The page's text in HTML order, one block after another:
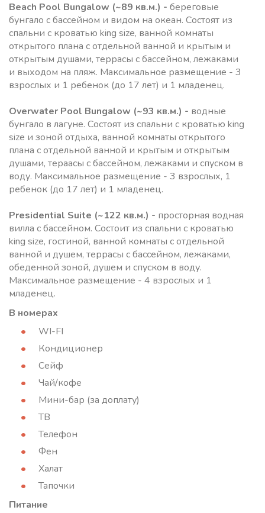
Beach Pool Bungalow (~89 кв.м.) - береговые
бунгало с бассейном и видом на океан. Состоят из
спальни с кроватью king size, ванной комнаты
открытого плана с отдельной ванной и крытым и
открытым душами, террасы с бассейном, лежаками
и выходом на пляж. Максимальное размещение - 3
взрослых и 1 ребенок (до 17 лет) и 1 младенец.
Overwater Pool Bungalow (~93 кв.м.) - водные
бунгало в лагуне. Состоят из спальни с кроватью king
size и зоной отдыха, ванной комнаты открытого
плана с отдельной ванной и крытым и открытым
душами, тераасы с бассейном, лежаками и спуском в
воду. Максимальное размещение - 3 взрослых, 1
ребенок (до 17 лет) и 1 младенец.
Presidential Suite (~122 кв.м.) - просторная водная
вилла с бассейном. Состоит из спальни с кроватью
king size, гостиной, ванной комнаты с отдельной
ванной и душем, террасы с бассейном, лежаками,
обеденной зоной, душем и спуском в воду.
Максимальное размещение - 4 взрослых и 1
младенец.
В номерах
WI-FI
Кондиционер
Сейф
Чай/кофе
Мини-бар (за доплату)
ТВ
Телефон
Фен
Халат
Тапочки
Питание